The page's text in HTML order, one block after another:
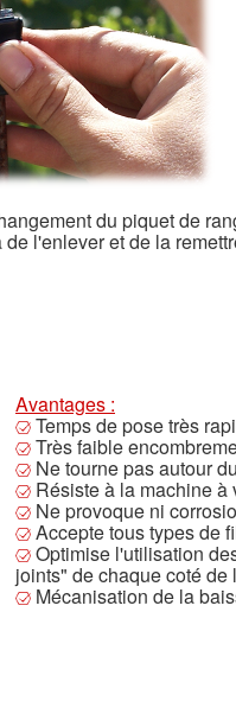
du piquet de
l'enlever et de la
Avantages :
Temps de pose très
Très faible
Ne tourne pas autour
Résiste à la machine à
Ne provoque ni
Accepte tous types de
Optimise l'utilisation
joints" de chaque coté de
Mécanisation de la